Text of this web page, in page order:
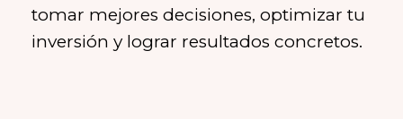
tomar mejores decisiones, optimizar tu
inversión y lograr resultados concretos.